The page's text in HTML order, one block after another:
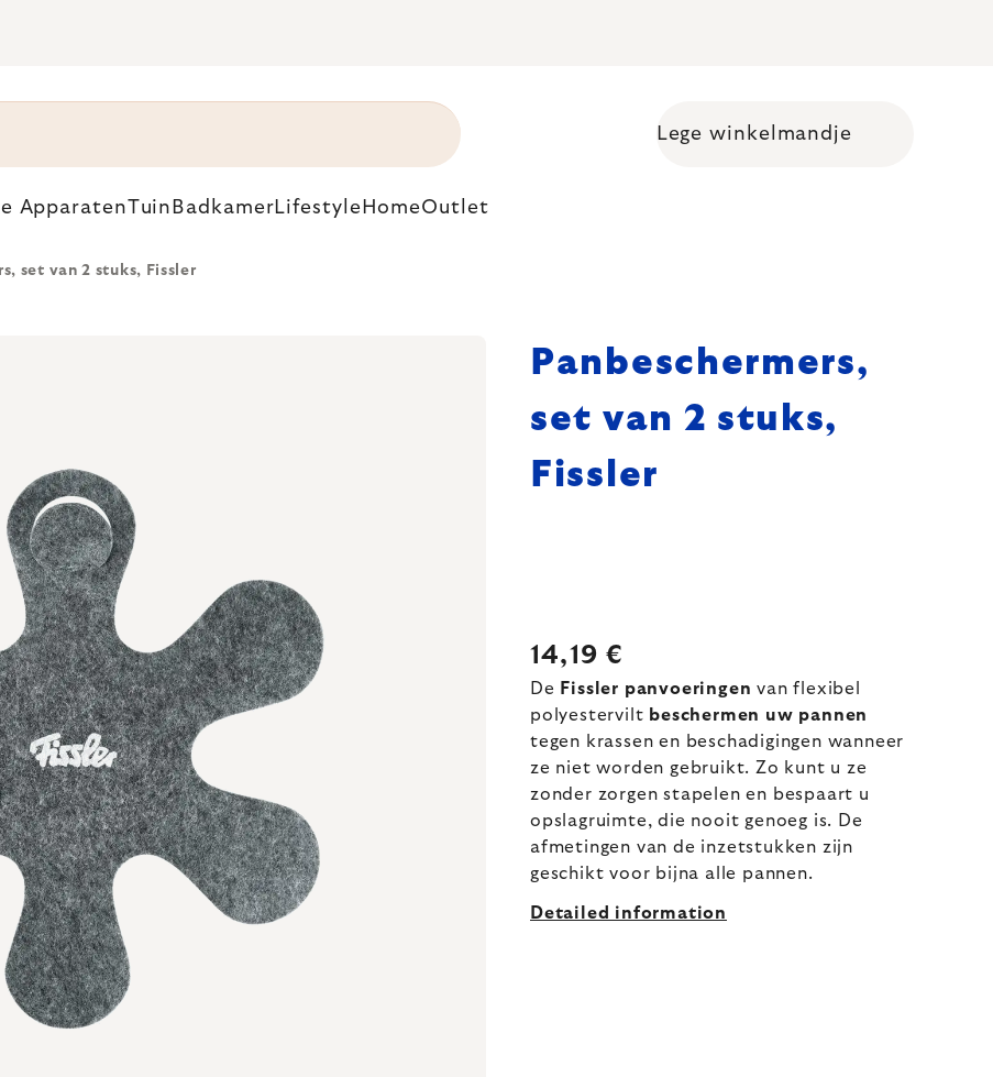
Shopping cart
Lege winkelmandje
ApparatenTuin BadkamerLifestyle HomeOutlet
set van 2 stuks, Fissler
Panbeschermers,
set van 2 stuks,
Fissler
14,19 €
De Fissler panvoeringen van flexibel
polyestervilt beschermen uw pannen
tegen krassen en beschadigingen wanneer
ze niet worden gebruikt. Zo kunt u ze
zonder zorgen stapelen en bespaart u
opslagruimte, die nooit genoeg is. De
afmetingen van de inzetstukken zijn
geschikt voor bijna alle pannen.
Detailed information